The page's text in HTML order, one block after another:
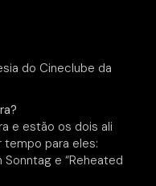
do Cineclube da
e estão os dois ali
para eles:
Sonntag e “Reheated